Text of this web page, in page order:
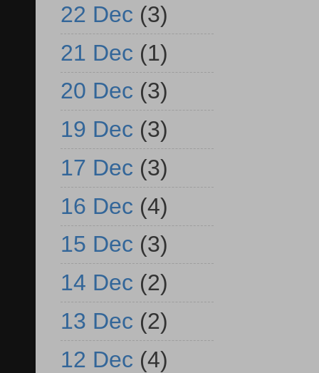
22 Dec (3)
21 Dec (1)
20 Dec (3)
19 Dec (3)
17 Dec (3)
16 Dec (4)
15 Dec (3)
14 Dec (2)
13 Dec (2)
12 Dec (4)